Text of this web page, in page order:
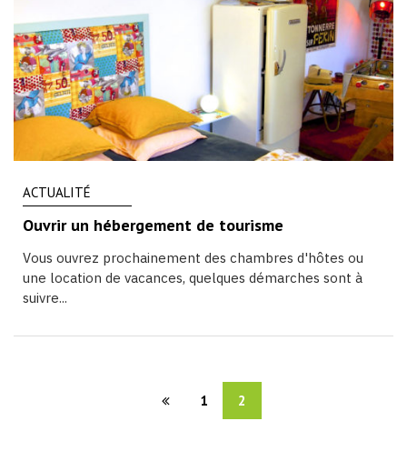
ACTUALITÉ
Ouvrir un hébergement de tourisme
Vous ouvrez prochainement des chambres d'hôtes ou
une location de vacances, quelques démarches sont à
suivre...
1 2